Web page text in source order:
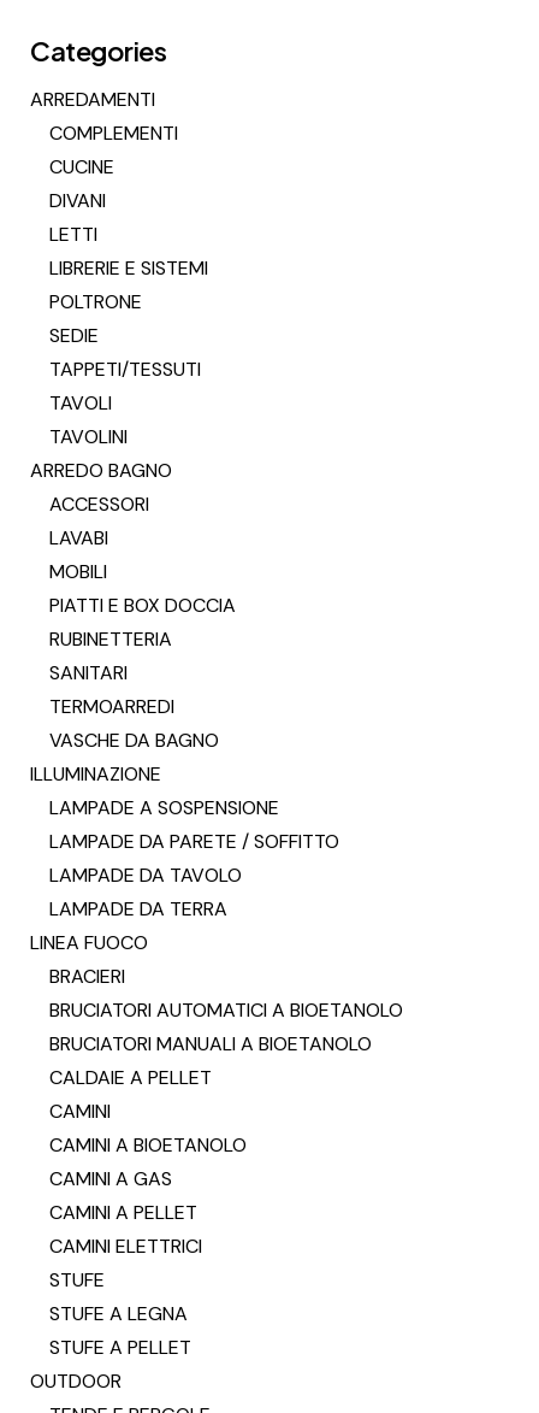
Categories
ARREDAMENTI
COMPLEMENTI
CUCINE
DIVANI
LETTI
LIBRERIE E SISTEMI
POLTRONE
SEDIE
TAPPETI/TESSUTI
TAVOLI
TAVOLINI
ARREDO BAGNO
ACCESSORI
LAVABI
MOBILI
PIATTI E BOX DOCCIA
RUBINETTERIA
SANITARI
TERMOARREDI
VASCHE DA BAGNO
ILLUMINAZIONE
LAMPADE A SOSPENSIONE
LAMPADE DA PARETE / SOFFITTO
LAMPADE DA TAVOLO
LAMPADE DA TERRA
LINEA FUOCO
BRACIERI
BRUCIATORI AUTOMATICI A BIOETANOLO
BRUCIATORI MANUALI A BIOETANOLO
CALDAIE A PELLET
CAMINI
CAMINI A BIOETANOLO
CAMINI A GAS
CAMINI A PELLET
CAMINI ELETTRICI
STUFE
STUFE A LEGNA
STUFE A PELLET
OUTDOOR